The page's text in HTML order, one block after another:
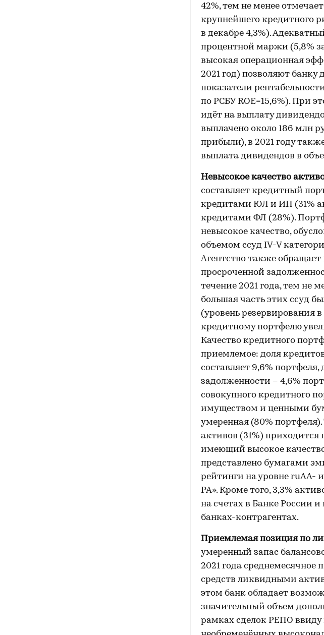
42%, тем не менее
крупнейшего кредитного
в декабре 4,3%).
процентной маржи (5,8%
высокая операционная
2021 год) позволяют
показатели
по РСБУ ROE=15,6%). При
идёт на выплату
выплачено около 186 млн
прибыли), в 2021 году
выплата дивидендов в
Невысокое качество
составляет кредитный
кредитами ЮЛ и ИП (31%
кредитами ФЛ (28%).
невысокое качество,
объемом ссуд IV-V
Агентство также
просроченной
течение 2021 года, тем не
большая часть этих ссуд
(уровень резервирования
кредитному портфелю
Качество кредитного
приемлемое: доля
составляет 9,6%
задолженности – 4,6%
совокупного кредитного
имуществом и ценными
умеренная (80%
активов (31%) приходится
имеющий высокое
представлено бумагами
рейтинги на уровне ruAA-
РА». Кроме того, 3,3%
на счетах в Банке России
банках-контрагентах.
Приемлемая позиция по
умеренный запас
2021 года
средств ликвидными
этом банк обладает
значительный объем
рамках сделок РЕПО